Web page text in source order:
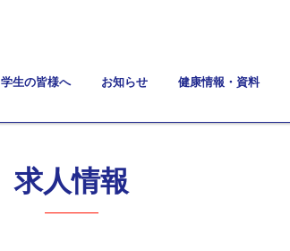
学生の皆様へ お知らせ 健康情報・資料
求人情報